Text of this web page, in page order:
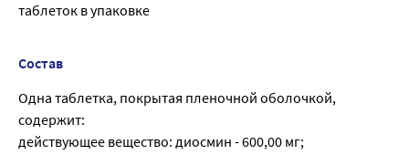
таблеток в упаковке
Состав
Одна таблетка, покрытая пленочной оболочкой,
содержит:
действующее вещество: диосмин - 600,00 мг;